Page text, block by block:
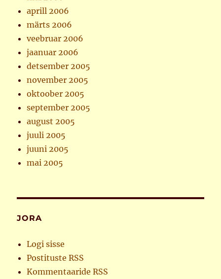
aprill 2006
märts 2006
veebruar 2006
jaanuar 2006
detsember 2005
november 2005
oktoober 2005
september 2005
august 2005
juuli 2005
juuni 2005
mai 2005
JORA
Logi sisse
Postituste RSS
Kommentaaride RSS